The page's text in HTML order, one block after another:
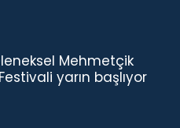
Mehmetçik
yarın başlıyor